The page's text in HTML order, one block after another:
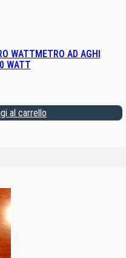
AD AGHI
WATT
al carrello